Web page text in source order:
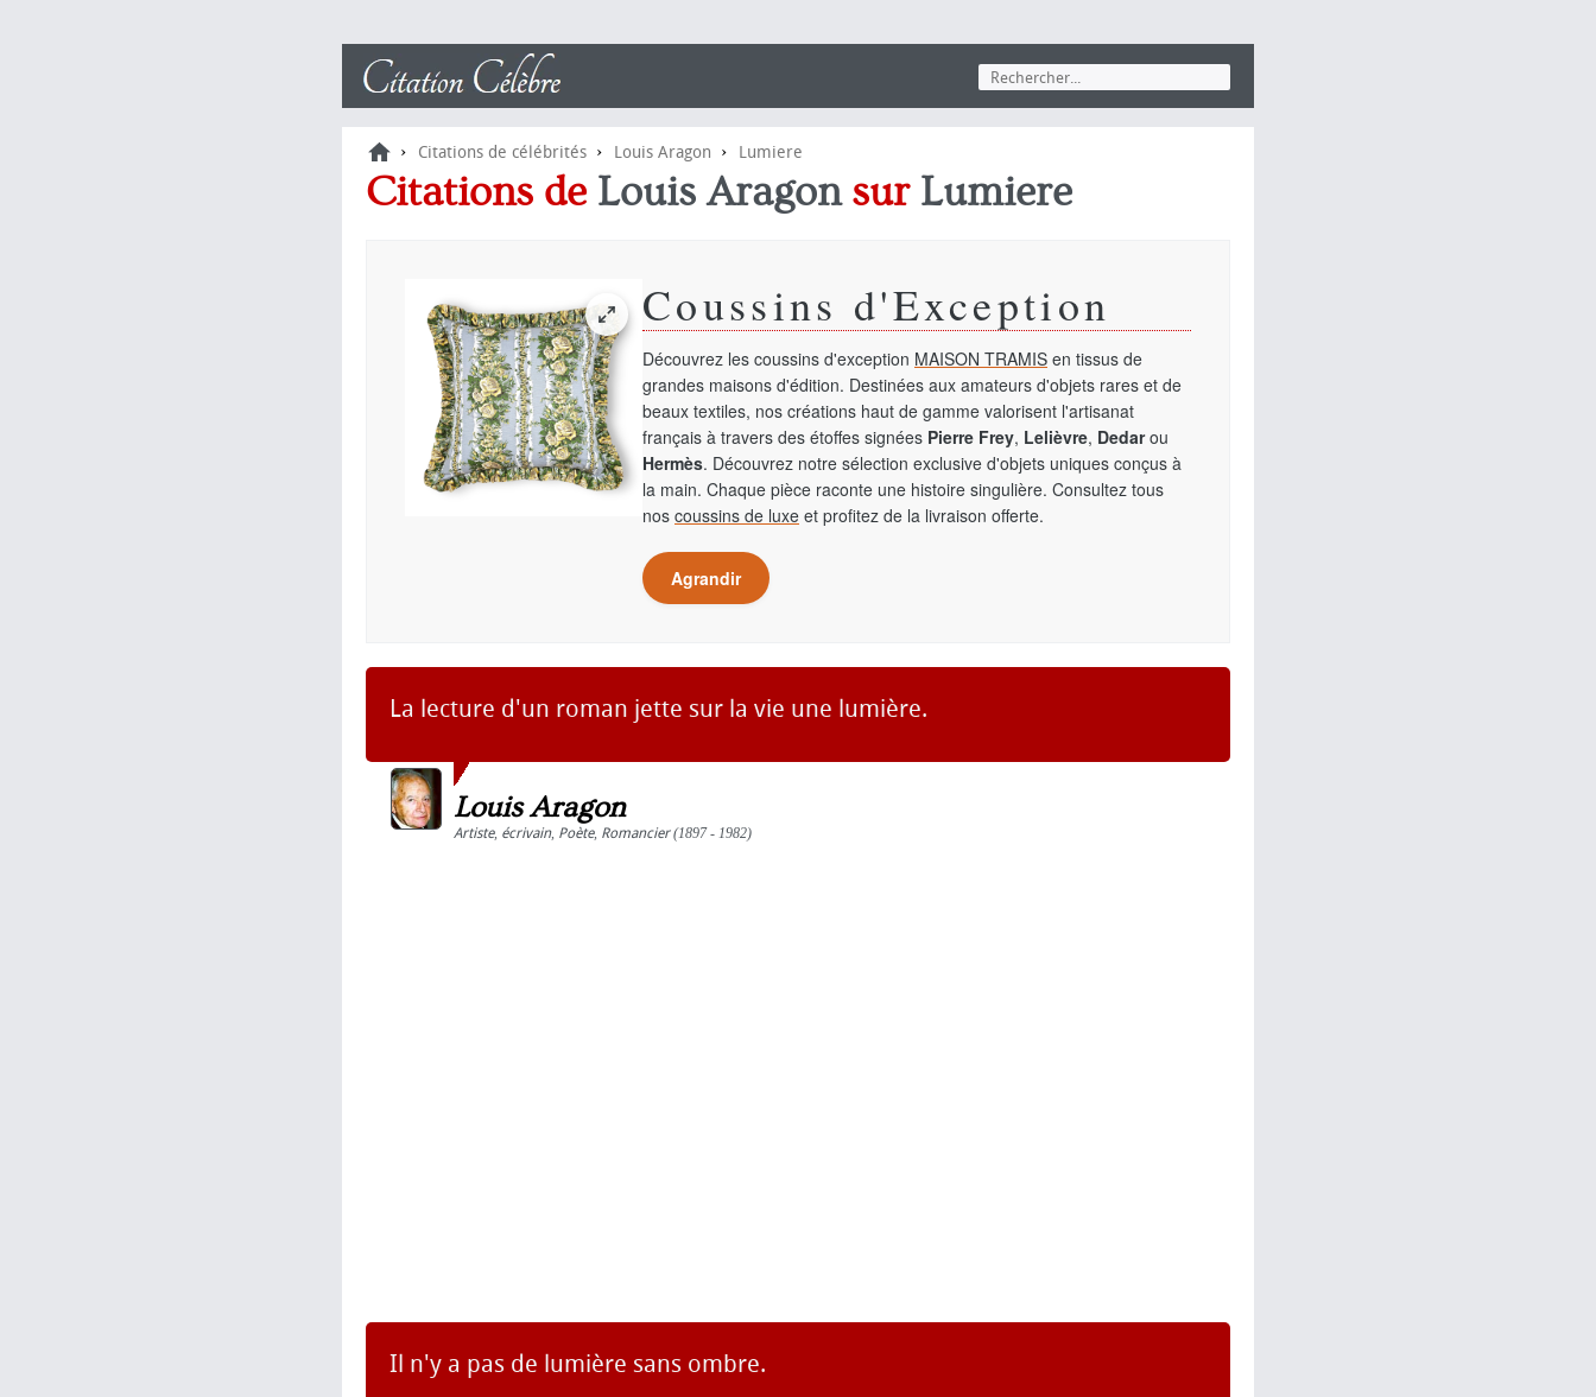
› Citations de célébrités › Louis Aragon › Lumiere
Citations de Louis Aragonsur Lumiere
Coussins d'Exception
Découvrez les coussins d'exception MAISON TRAMIS en tissus de
grandes maisons d'édition. Destinées aux amateurs d'objets rares et de
beaux textiles, nos créations haut de gamme valorisent l'artisanat
français à travers des étoffes signées Pierre Frey, Lelièvre, Dedarou
Hermès. Découvrez notre sélection exclusive d'objets uniques conçus à
la main. Chaque pièce raconte une histoire singulière. Consultez tous
nos coussins de luxe et profitez de la livraison offerte.
Agrandir
La lecture d'un roman jette sur la vie une lumière.
Louis Aragon
Artiste, écrivain, Poète, Romancier(1897 - 1982)
Il n'y a pas de lumière sans ombre.